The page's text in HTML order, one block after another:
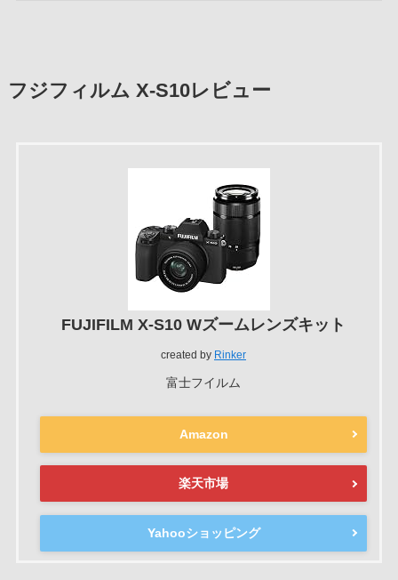
フジフィルム X-S10レビュー
FUJIFILM X-S10 Wズームレンズキット
created by Rinker
富士フイルム
Amazon
楽天市場
Yahooショッピング